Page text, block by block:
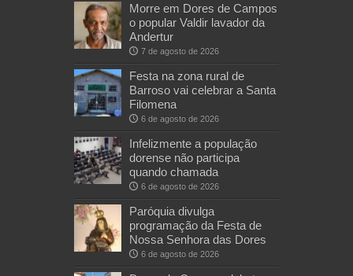
Morre em Dores de Campos
o popular Valdir lavador da
Andertur
7 de agosto de 2026
Festa na zona rural de
Barroso vai celebrar a Santa
Filomena
6 de agosto de 2026
Infelizmente a população
dorense não participa
quando chamada
6 de agosto de 2026
Paróquia divulga
programação da Festa de
Nossa Senhora das Dores
6 de agosto de 2026